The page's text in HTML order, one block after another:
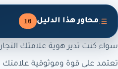
محاور هذا الدليل 10
سواء كنت تدير هوية علامتك
تعتمد على قوة وموثوقية علامتك